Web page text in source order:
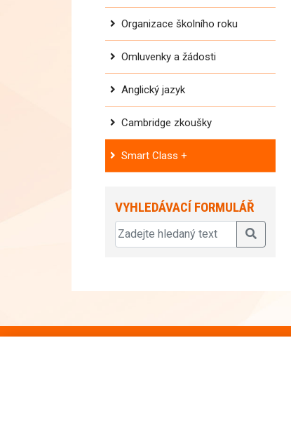
Organizace školního roku
Omluvenky a žádosti
Anglický jazyk
Cambridge zkoušky
Smart Class +
VYHLEDÁVACÍ FORMULÁŘ